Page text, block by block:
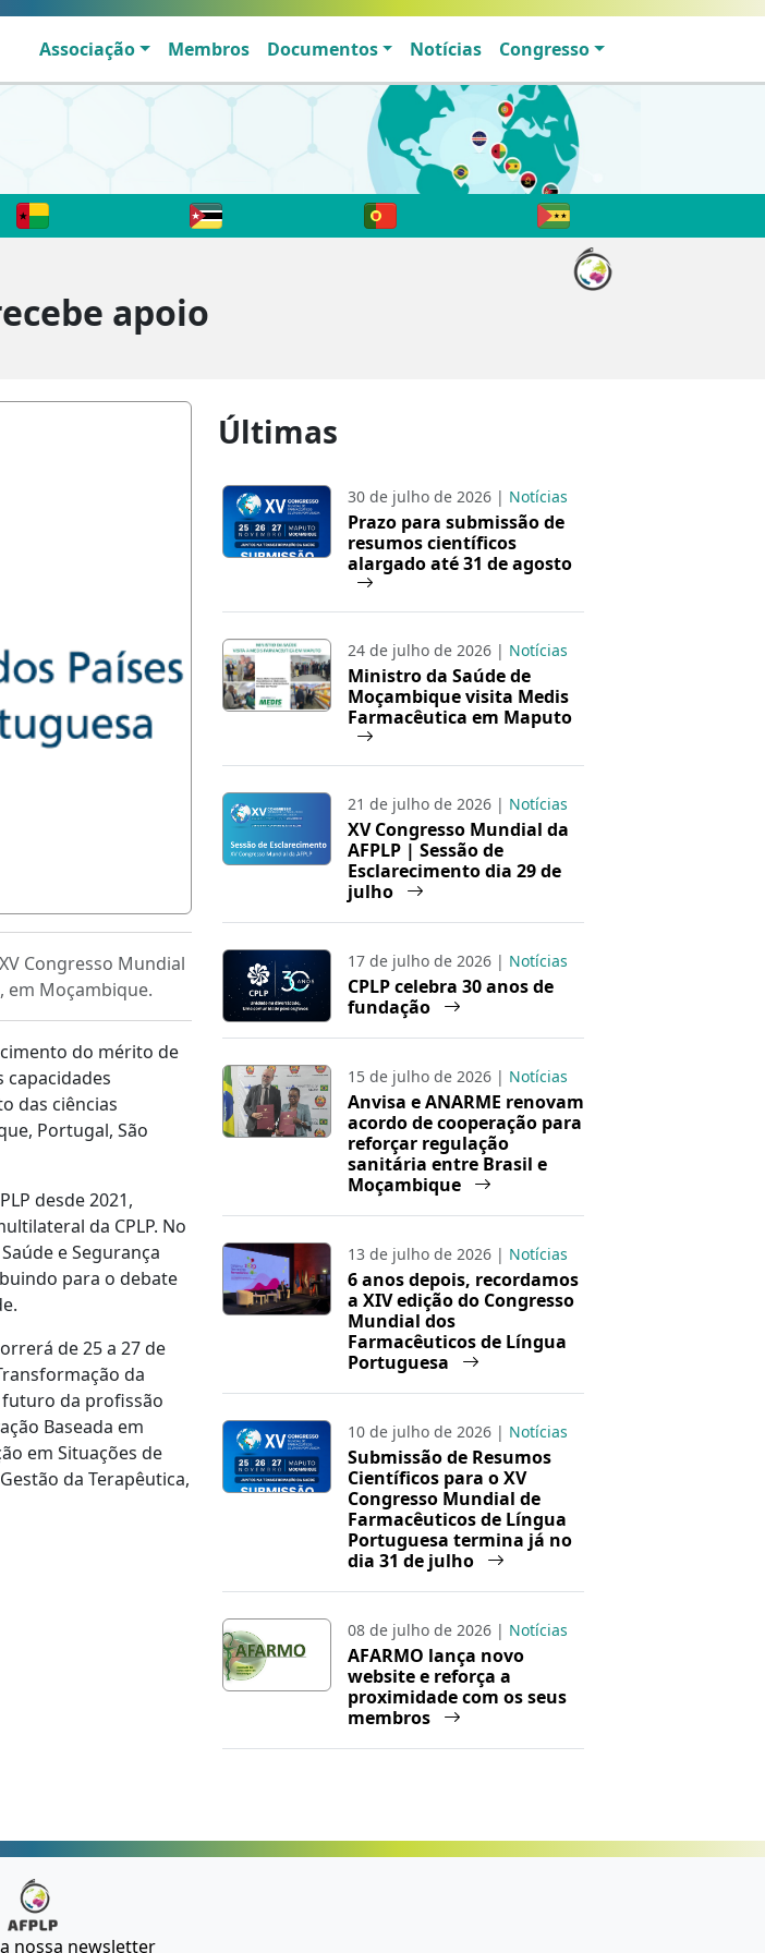
Associação Membros Documentos Notícias Congresso
apoio
Congresso Mundial
em Moçambique.
do mérito de
das ciências
Portugal, São
desde 2021,
da CPLP. No
e Segurança
para o debate
de 25 a 27 de
da
futuro da profissão
Baseada em
em Situações de
da Terapêutica,
Últimas
30 de julho de 2026 | Notícias
Prazo para submissão de
resumos científicos
alargado até 31 de agosto
24 de julho de 2026 | Notícias
Ministro da Saúde de
Moçambique visita Medis
Farmacêutica em Maputo
21 de julho de 2026 | Notícias
XV Congresso Mundial da
AFPLP | Sessão de
Esclarecimento dia 29 de
julho
17 de julho de 2026 | Notícias
CPLP celebra 30 anos de
fundação
15 de julho de 2026 | Notícias
Anvisa e ANARME renovam
acordo de cooperação para
reforçar regulação
sanitária entre Brasil e
Moçambique
13 de julho de 2026 | Notícias
6 anos depois, recordamos
a XIV edição do Congresso
Mundial dos
Farmacêuticos de Língua
Portuguesa
10 de julho de 2026 | Notícias
Submissão de Resumos
Científicos para o XV
Congresso Mundial de
Farmacêuticos de Língua
Portuguesa termina já no
dia 31 de julho
08 de julho de 2026 | Notícias
AFARMO lança novo
website e reforça a
proximidade com os seus
membros
nossa newsletter